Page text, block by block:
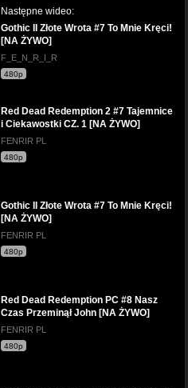
Następne wideo:
Gothic II Złote Wrota #7 To Mnie Kręci!
[NA ŻYWO]
F_E_N_R_I_R
480p
Red Dead Redemption 2 #7 Tajemnice
i Ciekawostki CZ. 1 [NA ŻYWO]
FENRIR PL
480p
Gothic II Złote Wrota #7 To Mnie Kręci!
[NA ŻYWO]
FENRIR PL
480p
Red Dead Redemption PC #8 Nasz
Czas Przeminął John [NA ŻYWO]
FENRIR PL
480p